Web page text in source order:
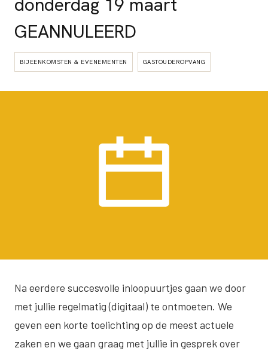
GEANNULEERD
BIJEENKOMSTEN & EVENEMENTEN GASTOUDEROPVANG
Na eerdere succesvolle inloopuurtjes gaan we door
met jullie regelmatig (digitaal) te ontmoeten. We
geven een korte toelichting op de meest actuele
zaken en we gaan graag met jullie in gesprek over